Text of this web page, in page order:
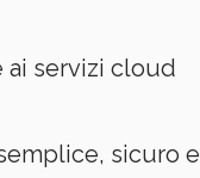
ai servizi cloud
sicuro e